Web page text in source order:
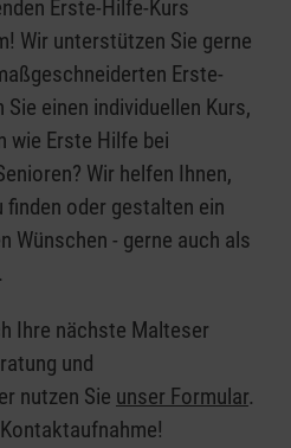
Erste-Hilfe-Kurs
Wir unterstützen Sie gerne
Erste-
einen individuellen Kurs,
wie Erste Hilfe bei
Wir helfen Ihnen,
oder gestalten ein
Wünschen - gerne auch als
Ihre nächste Malteser
und
nutzen Sie unser Formular.